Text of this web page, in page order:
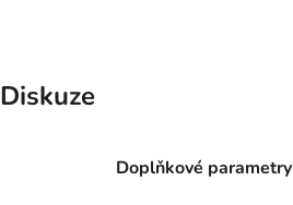
Diskuze
Doplňkové parametry